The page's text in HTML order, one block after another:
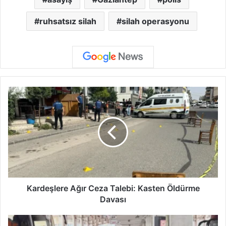
ruhsatsız silah silah operasyonu
K
a
r
d
e
ş
l
e
r
ı
Kardeşlere Ağır Ceza Talebi: Kasten Öldürme
Davası
G